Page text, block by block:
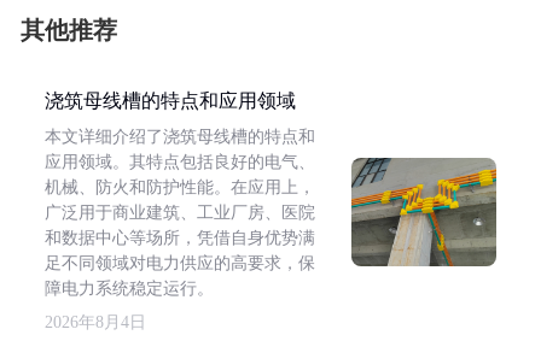
其他推荐
浇筑母线槽的特点和应用领域
本文详细介绍了浇筑母线槽的特点和
应用领域。其特点包括良好的电气、
机械、防火和防护性能。在应用上，
广泛用于商业建筑、工业厂房、医院
和数据中心等场所，凭借自身优势满
足不同领域对电力供应的高要求，保
障电力系统稳定运行。
2026年8月4日